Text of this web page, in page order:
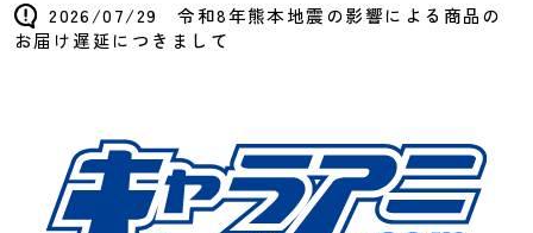
2026/07/29 令和8年熊本地震の影響による商品の
お届け遅延につきまして